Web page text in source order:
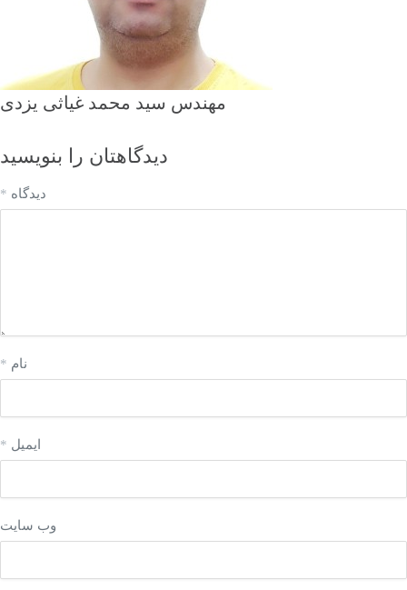
مهندس سید محمد غیاثی یزدی
دیدگاهتان را بنویسید
دیدگاه*
نام*
ایمیل*
وب‌ سایت